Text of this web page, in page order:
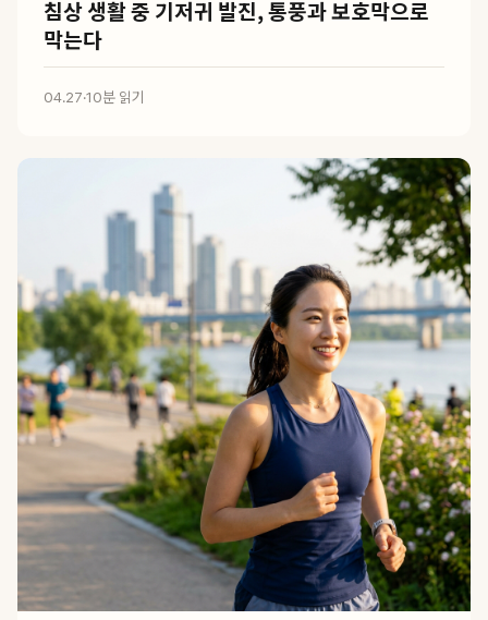
침상 생활 중 기저귀 발진, 통풍과 보호막으로
막는다
04.27·10분 읽기